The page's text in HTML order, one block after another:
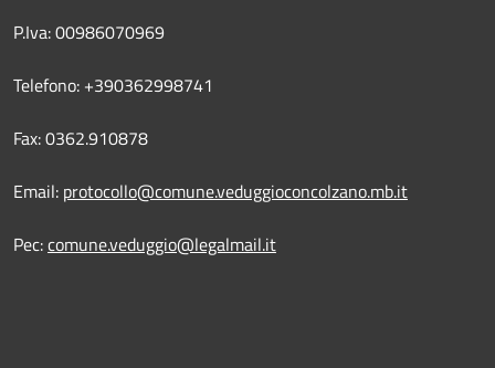
P.Iva: 00986070969
Telefono: +390362998741
Fax: 0362.910878
Email: protocollo@comune.veduggioconcolzano.mb.it
Pec:comune.veduggio@legalmail.it